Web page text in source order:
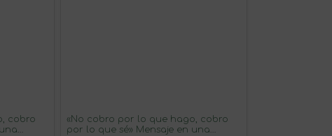
cobro
«No cobro por lo que hago, cobro
por lo que sé» Mensaje en una